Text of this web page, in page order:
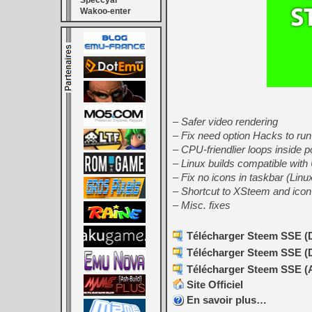
Wakoo-enter
– Safer video rendering
– Fix need option Hacks to
– CPU-friendlier loops inside
– Linux builds compatible
– Fix no icons in taskbar
– Shortcut to XSteem and
– Misc. fixes
Télécharger Steem SSE
Télécharger Steem SSE
Télécharger Steem SSE
Site Officiel
En savoir plus…